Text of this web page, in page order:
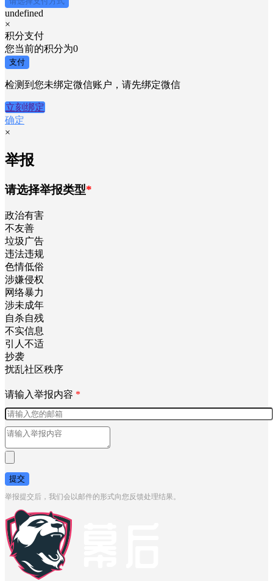
undefined
×
积分支付
您当前的积分为0
支付
检测到您未绑定微信账户，请先绑定微信
立刻绑定
确定
×
举报
请选择举报类型*
政治有害
不友善
垃圾广告
违法违规
色情低俗
涉嫌侵权
网络暴力
涉未成年
自杀自残
不实信息
引人不适
抄袭
扰乱社区秩序
请输入举报内容 *
提交
举报提交后，我们会以邮件的形式向您反馈处理结果。